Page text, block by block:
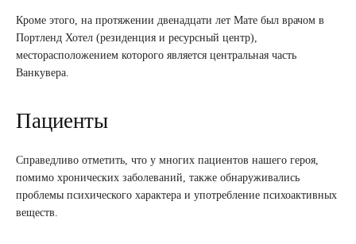
Кроме этого, на протяжении двенадцати лет Мате был врачом в
Портленд Хотел (резиденция и ресурсный центр),
месторасположением которого является центральная часть
Ванкувера.
Пациенты
Справедливо отметить, что у многих пациентов нашего героя,
помимо хронических заболеваний, также обнаруживались
проблемы психического характера и употребление психоактивных
веществ.